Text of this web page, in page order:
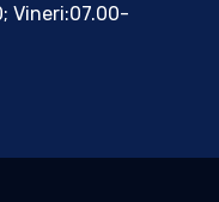
Vineri:07.00-